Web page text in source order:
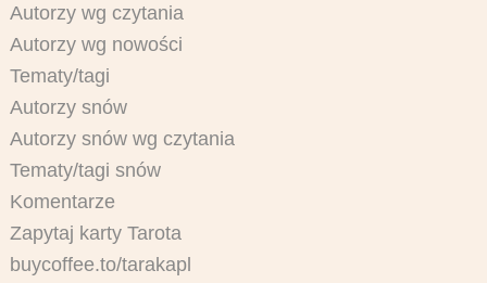
Autorzy wg czytania
Autorzy wg nowości
Tematy/tagi
Autorzy snów
Autorzy snów wg czytania
Tematy/tagi snów
Komentarze
Zapytaj karty Tarota
buycoffee.to/tarakapl